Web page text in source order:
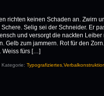
richten keinen Schaden an. Zwirn
Selig sei der Schneider. Er
und versorgt die nackten Leiber
Gelb zum jammern. Rot für den
Weiss fürs […]
Kategorie: Typografiziertes,